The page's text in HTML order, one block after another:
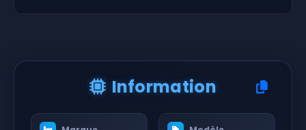
Information